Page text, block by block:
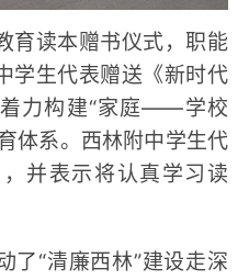
育读本赠书仪式，职能
学生代表赠送《新时代
力构建“家庭——学校
体系。西林附中学生代
并表示将认真学习读
了“清廉西林”建设走深